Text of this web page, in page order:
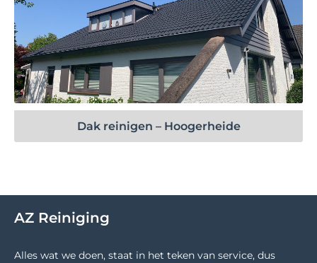
Bekijk project
Dak reinigen – Hoogerheide
AZ Reiniging
Alles wat we doen, staat in het teken van service, dus